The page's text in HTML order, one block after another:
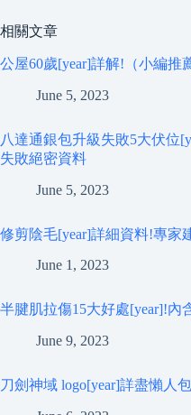
相關文章
公屋60歲[year]詳解!（小編推
June 5, 2023
八達通銀包升級失敗5大伏位
失敗絕密資料
June 5, 2023
修剪陰毛[year]詳細資料!專家
June 1, 2023
半腱肌拉傷15大好處[year]!內
June 9, 2023
刀劍神域 logo[year]詳盡懶人